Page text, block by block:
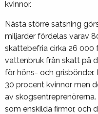
kvinnor.
Nästa större satsning
miljarder fördelas varav
skattebefria cirka 26
vattenbruk från skatt på
för höns- och
30 procent kvinnor men
av
som enskilda firmor, och